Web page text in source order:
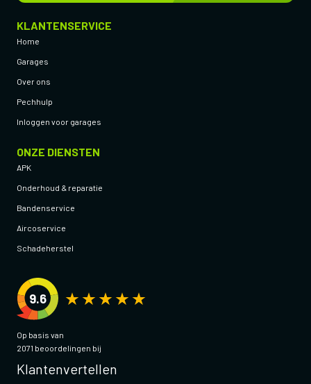
KLANTENSERVICE
Home
Garages
Over ons
Pechhulp
Inloggen voor garages
ONZE DIENSTEN
APK
Onderhoud & reparatie
Bandenservice
Aircoservice
Schadeherstel
9.6
Op basis van
2071 beoordelingen bij
Klantenvertellen